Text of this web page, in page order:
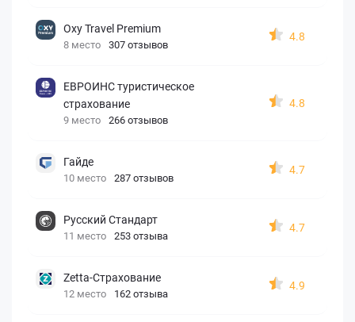
Oxy Travel Premium
8 место 307 отзывов
4.8
ЕВРОИНС туристическое
страхование
9 место 266 отзывов
4.8
Гайде
10 место 287 отзывов
4.7
Русский Стандарт
11 место 253 отзыва
4.7
Zetta-Страхование
12 место 162 отзыва
4.9